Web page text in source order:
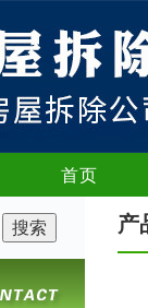
首页
产